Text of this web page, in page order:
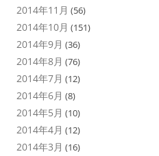
2014年11月 (56)
2014年10月 (151)
2014年9月 (36)
2014年8月 (76)
2014年7月 (12)
2014年6月 (8)
2014年5月 (10)
2014年4月 (12)
2014年3月 (16)